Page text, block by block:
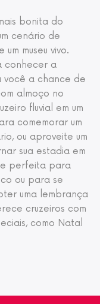
bonita do
cenário de
museu vivo.
conhecer a
você a chance de
almoço no
fluvial em um
comemorar um
ou aproveite um
sua estadia em
perfeita para
ou para se
uma lembrança
cruzeiros com
como Natal